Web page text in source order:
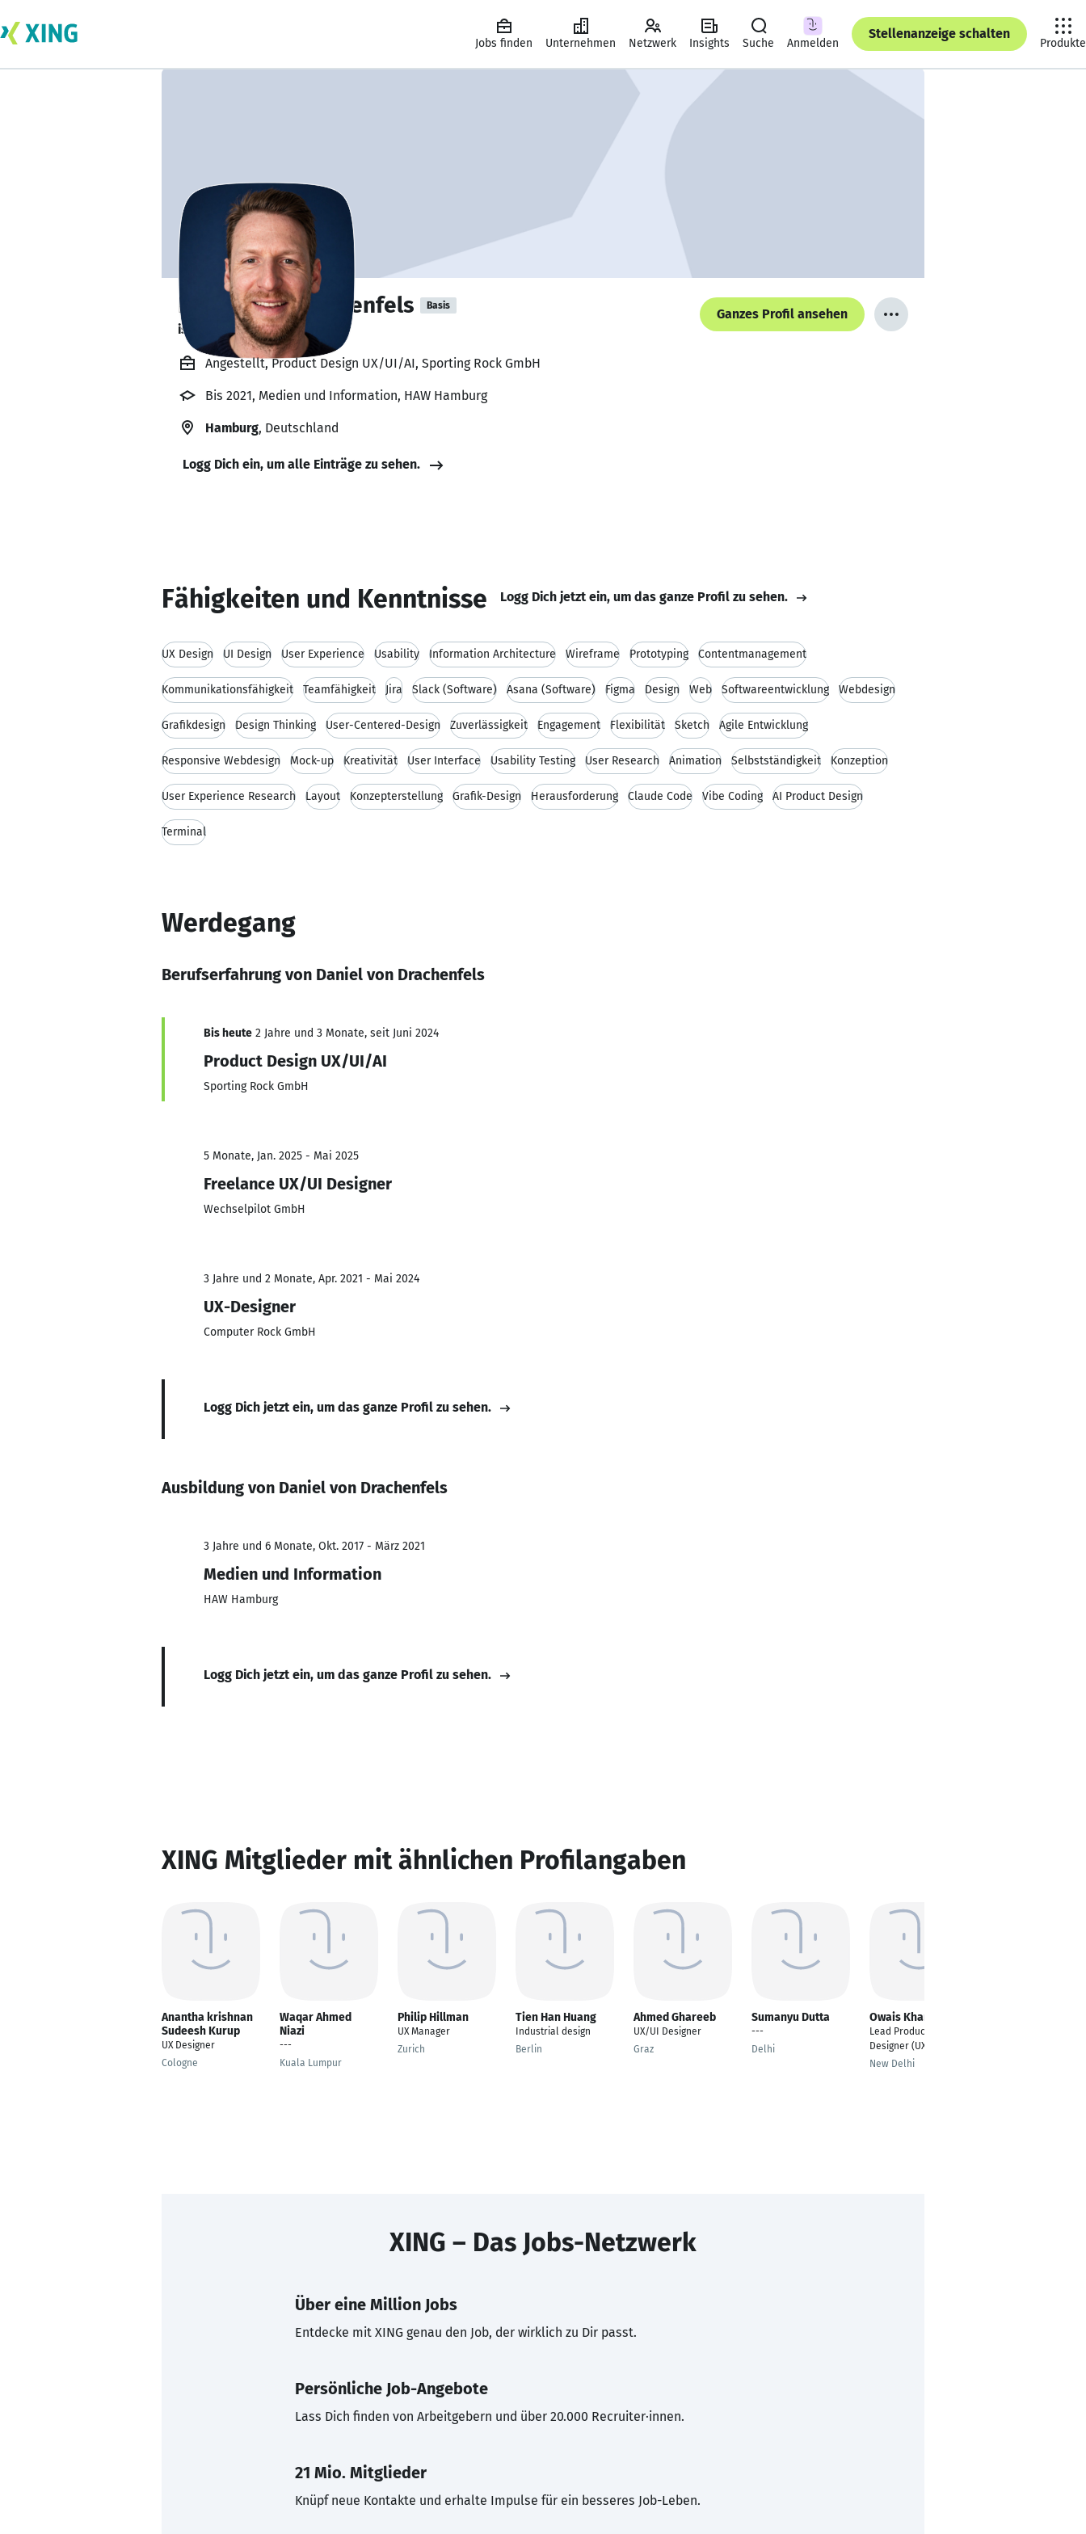
Jobs finden Unternehmen Netzwerk Insights Suche Anmelden
Stellenanzeige schalten
Produkte
Daniel von Drachenfels Basis
ist offen für Projekte. 🔎
Ganzes Profil ansehen
Angestellt, Product Design UX/UI/AI, Sporting Rock GmbH
Bis 2021, Medien und Information, HAW Hamburg
Hamburg, Deutschland
Logg Dich ein, um alle Einträge zu sehen.
Fähigkeiten und Kenntnisse Logg Dich jetzt ein, um das ganze Profil zu sehen.
UX Design UI Design User Experience Usability Information Architecture Wireframe Prototyping Contentmanagement
Kommunikationsfähigkeit Teamfähigkeit Jira Slack (Software) Asana (Software) Figma Design Web Softwareentwicklung Webdesign
Grafikdesign Design Thinking User-Centered-Design Zuverlässigkeit Engagement Flexibilität Sketch Agile Entwicklung
Responsive Webdesign Mock-up Kreativität User Interface Usability Testing User Research Animation Selbstständigkeit Konzeption
User Experience Research Layout Konzepterstellung Grafik-Design Herausforderung Claude Code Vibe Coding AI Product Design
Terminal
Werdegang
Berufserfahrung von Daniel von Drachenfels
Bis heute 2 Jahre und 3 Monate, seit Juni 2024
Product Design UX/UI/AI
Sporting Rock GmbH
5 Monate, Jan. 2025 - Mai 2025
Freelance UX/UI Designer
Wechselpilot GmbH
3 Jahre und 2 Monate, Apr. 2021 - Mai 2024
UX-Designer
Computer Rock GmbH
Logg Dich jetzt ein, um das ganze Profil zu sehen.
Ausbildung von Daniel von Drachenfels
3 Jahre und 6 Monate, Okt. 2017 - März 2021
Medien und Information
HAW Hamburg
Logg Dich jetzt ein, um das ganze Profil zu sehen.
XING Mitglieder mit ähnlichen Profilangaben
Anantha krishnan
Sudeesh Kurup
UX Designer
Cologne
Waqar Ahmed
Niazi
---
Kuala Lumpur
Philip Hillman
UX Manager
Zurich
Tien Han Huang
Industrial design
Berlin
Ahmed Ghareeb
UX/UI Designer
Graz
Sumanyu Dutta
---
Delhi
Owais Khan
Lead Product
Designer (UX/UI)
New Delhi
XING – Das Jobs-Netzwerk
Über eine Million Jobs
Entdecke mit XING genau den Job, der wirklich zu Dir passt.
Persönliche Job-Angebote
Lass Dich finden von Arbeitgebern und über 20.000 Recruiter·innen.
21 Mio. Mitglieder
Knüpf neue Kontakte und erhalte Impulse für ein besseres Job-Leben.